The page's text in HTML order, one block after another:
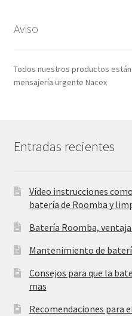
Aviso
Todos nuestros productos
mensajería urgente Nacex
Entradas recientes
Vídeo instrucciones
batería de Roomba y
Batería Roomba,
Mantenimiento de
Consejos para que la
mas
Recomendaciones para